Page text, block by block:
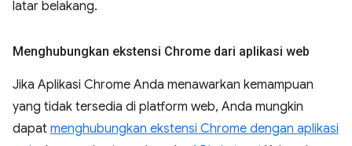
latar belakang.
Menghubungkan ekstensi Chrome dari aplikasi web
Jika Aplikasi Chrome Anda menawarkan kemampuan
yang tidak tersedia di platform web, Anda mungkin
dapat menghubungkan ekstensi Chrome dengan aplikasi